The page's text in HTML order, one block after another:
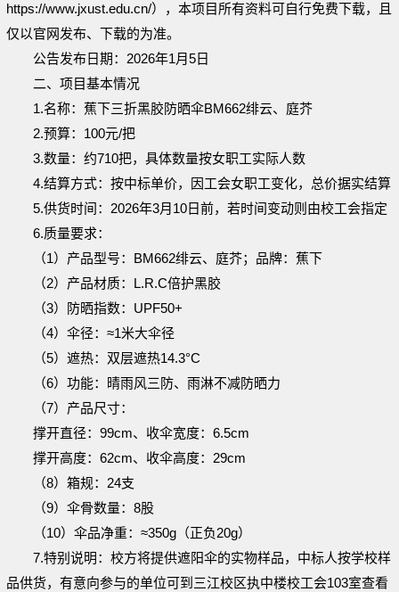
https://www.jxust.edu.cn/），本项目所有资料可自行免费下载，且
仅以官网发布、下载的为准。
公告发布日期： 2026年1月5日
二、项目基本情况
1.名称：蕉下三折黑胶防晒伞BM662绯云、庭芥
2.预算： 100元/把
3.数量：约710把，具体数量按女职工实际人数
4.结算方式：按中标单价，因工会女职工变化，总价据实结算
5.供货时间： 2026年3月 10日前，若时间变动则由校工会指定
6.质量要求：
（1）产品型号： BM662绯云、庭芥；品牌：蕉下
（2）产品材质： L.R.C倍护黑胶
（3）防晒指数： UPF50+
（4）伞径：≈1米大伞径
（5）遮热：双层遮热14.3°C
（6）功能：晴雨风三防、雨淋不减防晒力
（7）产品尺寸：
撑开直径： 99cm、收伞宽度： 6.5cm
撑开高度： 62cm、收伞高度： 29cm
（8）箱规： 24支
（9）伞骨数量： 8股
（10）伞品净重：≈350g （正负20g）
7.特别说明 ：校方将提供遮阳伞的实物样品，中标人按学校样
品供货，有意向参与的单位可到三江校区执中楼校工会103室查看